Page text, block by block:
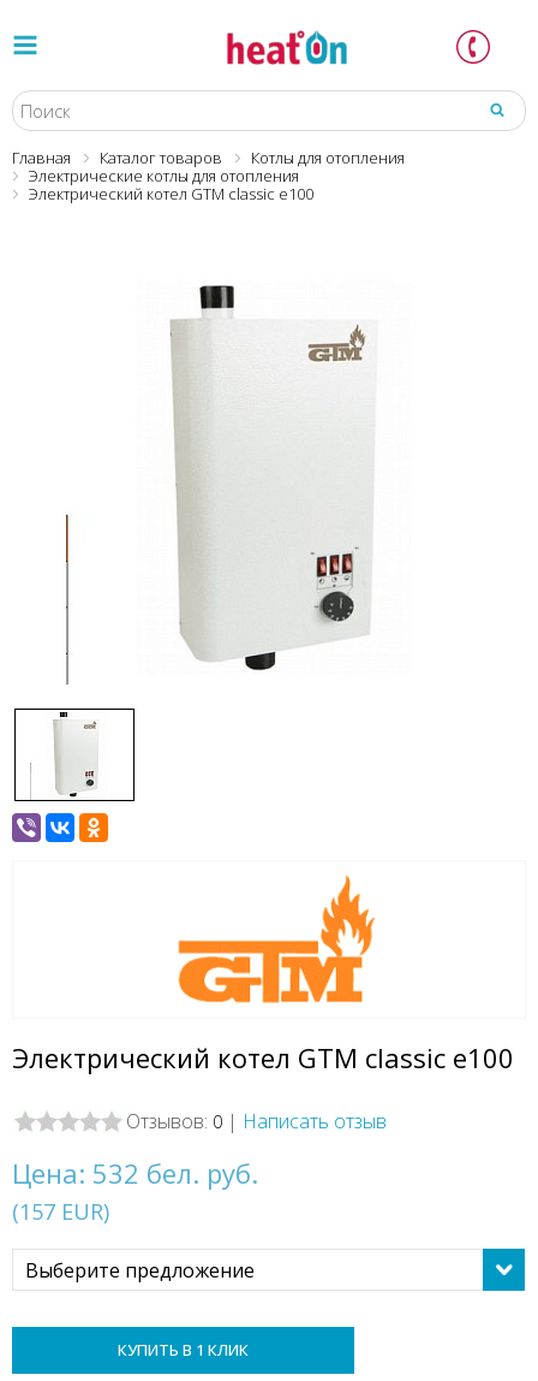
Главная Каталог товаров
Котлы для отопления
Электрические котлы для отопления
Электрический котел GTM classic e100
Электрический котел GTM classic e100
Отзывов: 0 | Написать отзыв
Цена: 532 бел. руб.
(157 EUR)
Выберите предложение
КУПИТЬ В 1 КЛИК